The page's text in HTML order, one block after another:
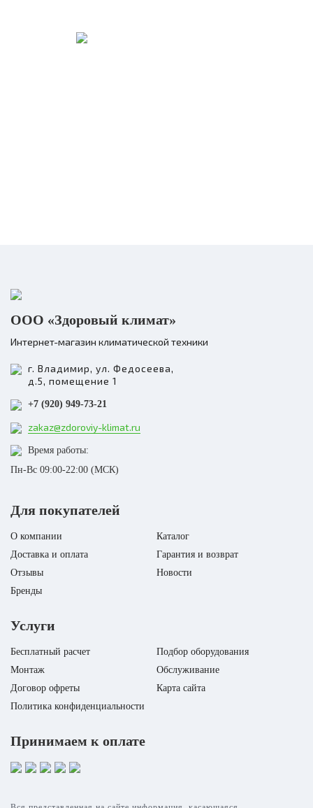
ООО «Здоровый климат»
Интернет-магазин климатической техники
г. Владимир, ул. Федосеева,
д.5, помещение 1
+7 (920) 949-73-21
zakaz@zdoroviy-klimat.ru
Время работы:
Пн-Вс 09:00-22:00 (МСК)
Для покупателей
О компании
Каталог
Доставка и оплата
Гарантия и возврат
Отзывы
Новости
Бренды
Услуги
Бесплатный расчет
Подбор оборудования
Монтаж
Обслуживание
Договор офреты
Карта сайта
Политика конфиденциальности
Принимаем к оплате